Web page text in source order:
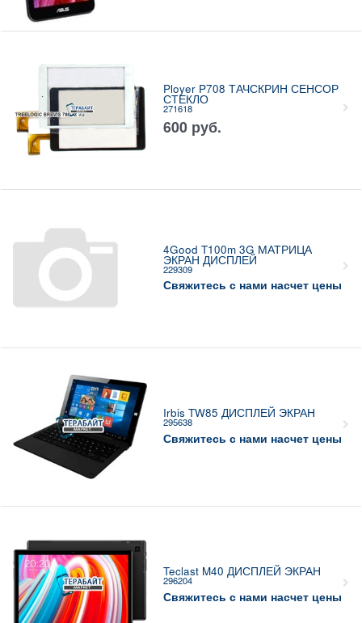
Ployer P708 ТАЧСКРИН СЕНСОР
СТЕКЛО
271618
600 руб.
4Good T100m 3G МАТРИЦА
ЭКРАН ДИСПЛЕЙ
229309
Свяжитесь с нами насчет цены
Irbis TW85 ДИСПЛЕЙ ЭКРАН
295638
Свяжитесь с нами насчет цены
Teclast M40 ДИСПЛЕЙ ЭКРАН
296204
Свяжитесь с нами насчет цены